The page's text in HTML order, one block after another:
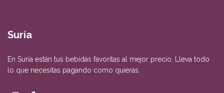
Suría
En Suría están tus bebidas favoritas al mejor precio. Lleva todo
lo que necesitas pagando como quieras.